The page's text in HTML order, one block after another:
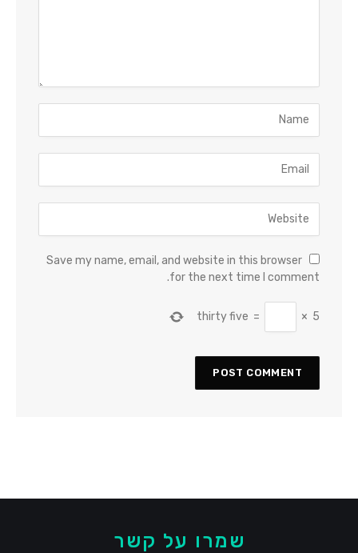
Save my name, email, and website in this browser
for the next time I comment.
5
×
=
thirty five
שמרו על קשר